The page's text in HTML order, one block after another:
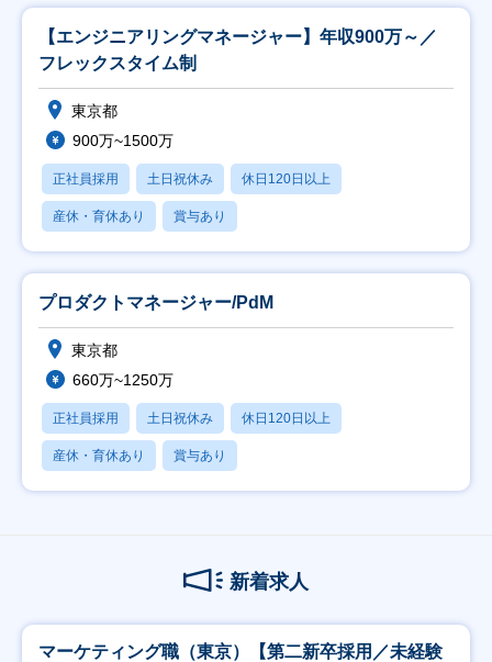
【エンジニアリングマネージャー】年収900万～／
フレックスタイム制
東京都
900万~1500万
正社員採用 土日祝休み 休日120日以上
産休・育休あり 賞与あり
プロダクトマネージャー/PdM
東京都
660万~1250万
正社員採用 土日祝休み 休日120日以上
産休・育休あり 賞与あり
新着求人
マーケティング職（東京）【第二新卒採用／未経験